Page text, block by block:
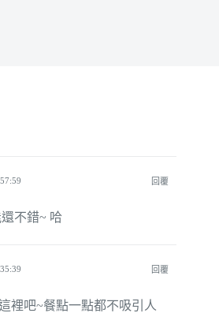
回覆
不錯~ 哈
回覆
裡吧~餐點一點都不吸引人